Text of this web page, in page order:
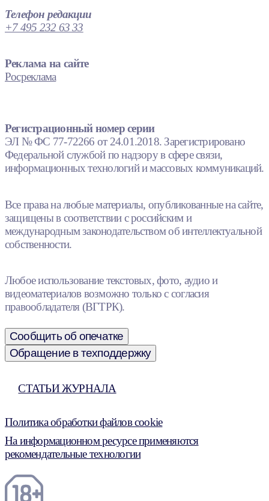
Телефон редакции
+7 495 232 63 33
Реклама на сайте
Росреклама
Регистрационный номер серии
ЭЛ № ФС 77-72266 от 24.01.2018. Зарегистрировано
Федеральной службой по надзору в сфере связи,
информационных технологий и массовых коммуникаций.
Все права на любые материалы, опубликованные на сайте,
защищены в соответствии с российским и
международным законодательством об интеллектуальной
собственности.
Любое использование текстовых, фото, аудио и
видеоматериалов возможно только с согласия
правообладателя (ВГТРК).
Сообщить об опечатке
Обращение в техподдержку
СТАТЬИ ЖУРНАЛА
Политика обработки файлов cookie
На информационном ресурсе применяются
рекомендательные технологии